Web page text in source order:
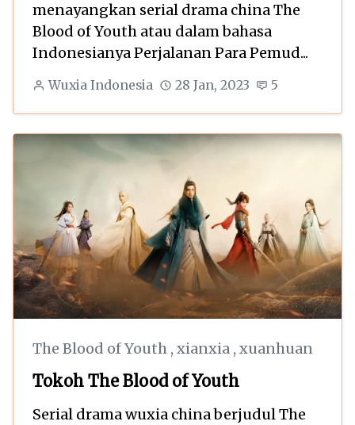
menayangkan serial drama china The
Blood of Youth atau dalam bahasa
Indonesianya Perjalanan Para Pemud...
Wuxia Indonesia 28 Jan, 2023 5
The Blood of Youth , xianxia , xuanhuan
Tokoh The Blood of Youth
Serial drama wuxia china berjudul The